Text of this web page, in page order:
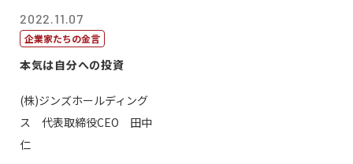
2022.11.07
企業家たちの金言
本気は自分への投資
(株)ジンズホールディング
ス 代表取締役CEO 田中
仁